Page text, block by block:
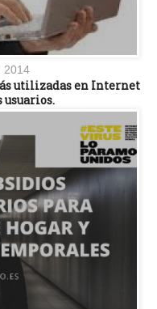
2014
utilizadas en Internet
usuarios.